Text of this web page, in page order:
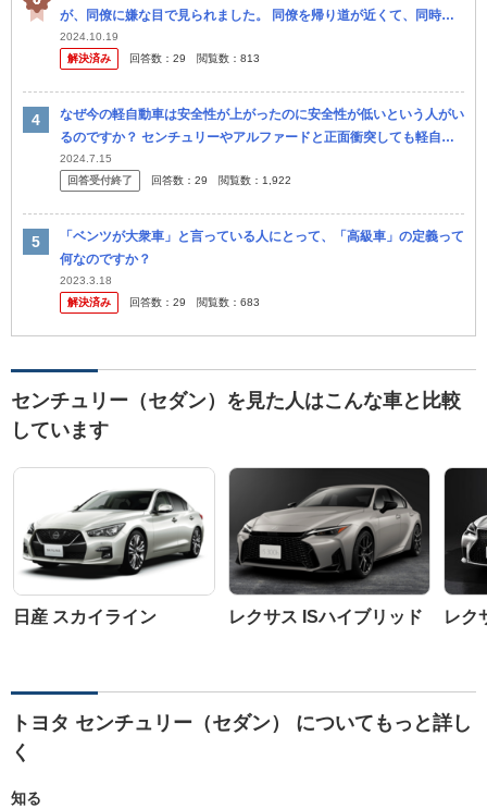
が、同僚に嫌な目で見られました。 同僚を帰り道が近くて、同時間
帯に退勤したので、乗せて行こうかといいました。 しかし、『ヤク
ザや反社...
2024.10.19
解決済み
回答数： 29 閲覧数： 813
なぜ今の軽自動車は安全性が上がったのに安全性が低いという人がい
るのですか？ センチュリーやアルファードと正面衝突しても軽自動
車が勝つ！ ダイハツタントは30キロでぶつかっても怪我しなかった
よ
2024.7.15
回答受付終了
回答数： 29 閲覧数： 1,922
「ベンツが大衆車」と言っている人にとって、「高級車」の定義って
何なのですか？
2023.3.18
解決済み
回答数： 29 閲覧数： 683
センチュリー（セダン）を見た人はこんな車と比較
しています
日産 スカイライン レクサス ISハイブリッド レク
トヨタ センチュリー（セダン） についてもっと詳し
く
知る